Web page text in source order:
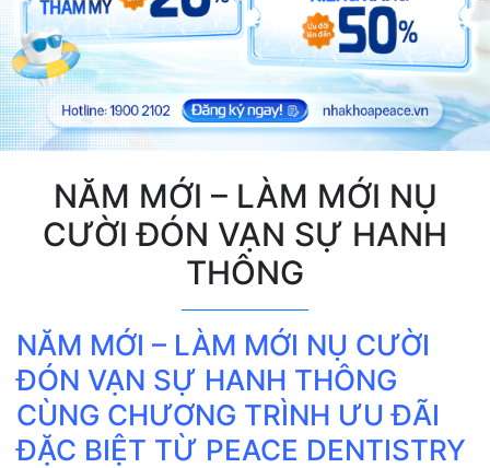
NĂM MỚI – LÀM MỚI NỤ
CƯỜI ĐÓN VẠN SỰ HANH
THÔNG
NĂM MỚI – LÀM MỚI NỤ CƯỜI
ĐÓN VẠN SỰ HANH THÔNG
CÙNG CHƯƠNG TRÌNH ƯU ĐÃI
ĐẶC BIỆT TỪ PEACE DENTISTRY